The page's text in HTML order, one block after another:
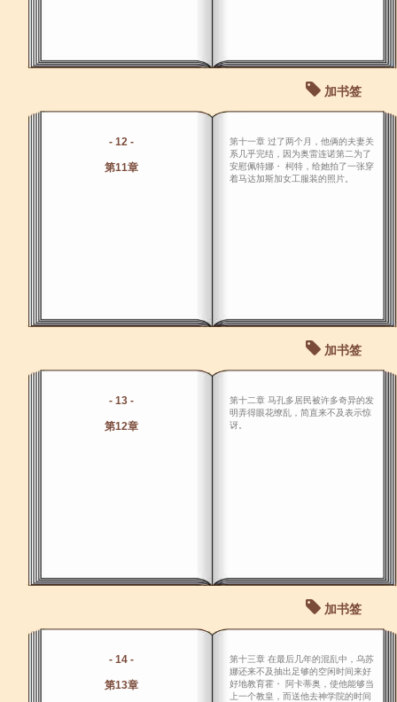
加书签
- 12 -
第11章
第十一章 过了两个月，他俩的夫妻关
系几乎完结，因为奥雷连诺第二为了
安慰佩特娜・ 柯特，给她拍了一张穿
着马达加斯加女工服装的照片。
加书签
- 13 -
第12章
第十二章 马孔多居民被许多奇异的发
明弄得眼花缭乱，简直来不及表示惊
讶。
加书签
- 14 -
第13章
第十三章 在最后几年的混乱中，乌苏
娜还来不及抽出足够的空闲时间来好
好地教育霍・ 阿卡蒂奥，使他能够当
上一个教皇，而送他去神学院的时间